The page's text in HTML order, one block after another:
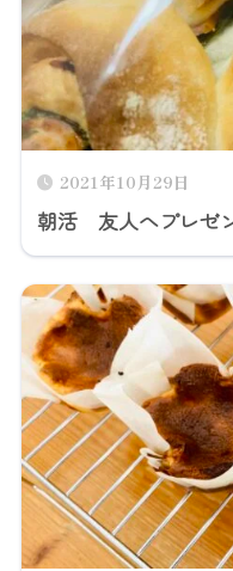
2021年10月29日
朝活 友人へプレゼ